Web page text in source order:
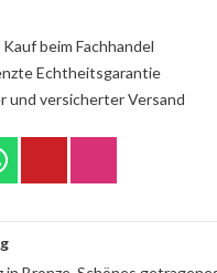
beim Fachhandel
Echtheitsgarantie
und versicherter Versand